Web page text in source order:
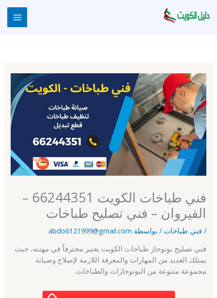
إلى
فني طباخات الكويت 66244351 –
القيروان – فني تصليح طباخات
/ فني طباخات / بواسطة abdo6121999@gmail.com
فني تصليح بوتوجاز طباخات الكويت يعتبر محترفاً في مهنته، حيث
يمتلك العديد من المهارات والمعرفة اللازمة لإصلاح وصيانة
مجموعة متنوعة من البوتوجازات والطباخات.